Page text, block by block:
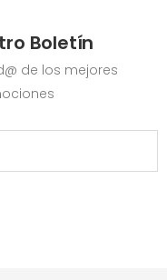
Boletín
de los mejores